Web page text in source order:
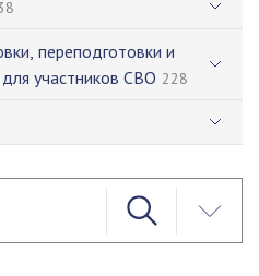
переподготовки и
участников СВО 228